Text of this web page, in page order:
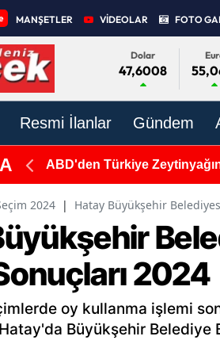
MANŞETLER VİDEOLAR FOTO
Dolar
47,6008
Resmi İlanlar Gündem
ABD'den Türkiye
2024 | Hatay Büyükşehir
2024
oy kullanma işlemi
Büyükşehir Belediye